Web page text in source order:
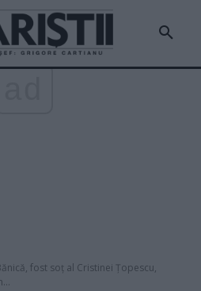
fost soț al Cristinei Țopescu,